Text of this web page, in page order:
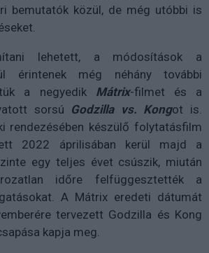
bemutatók közül, de még utóbbi is
lehetett, a módosítások a
érintenek még néhány további
a negyedik Mátrix-filmet és a
sorsú Godzilla vs. Kongot is.
rendezésében készülő folytatásfilm
2022 áprilisában kerül majd a
egy teljes évet csúszik, miután
időre felfüggesztették a
A Mátrix eredeti dátumát
tervezett Godzilla és Kong
kapja meg.